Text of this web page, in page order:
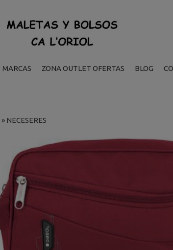
MARCAS ZONA OUTLET OFERTAS BLOG
» NECESERES